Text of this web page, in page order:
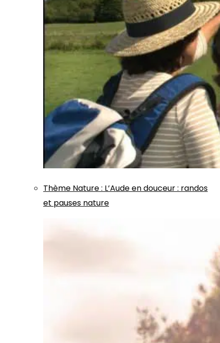
Thème Nature: L’Aude en douceur : randos
et pauses nature